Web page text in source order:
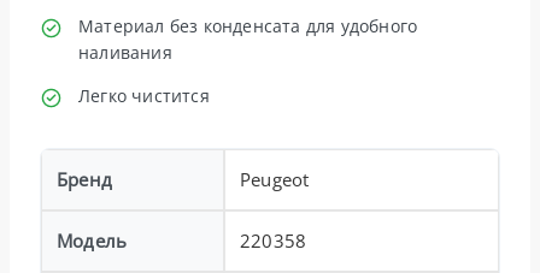
Материал без конденсата для удобного
наливания
Легко чистится
Бренд Peugeot
Модель 220358